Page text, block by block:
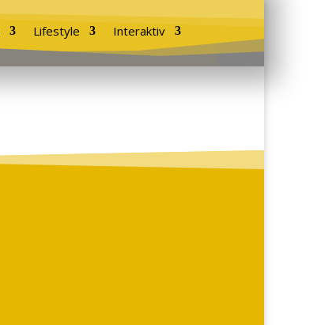
Lifestyle
Interaktiv